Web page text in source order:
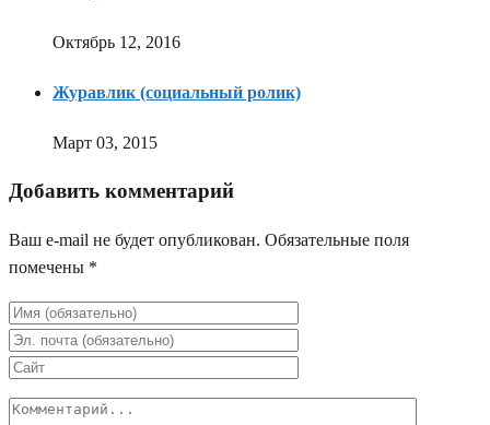
Октябрь 12, 2016
Журавлик (социальный ролик)
Март 03, 2015
Добавить комментарий
Ваш e-mail не будет опубликован. Обязательные поля
помечены *